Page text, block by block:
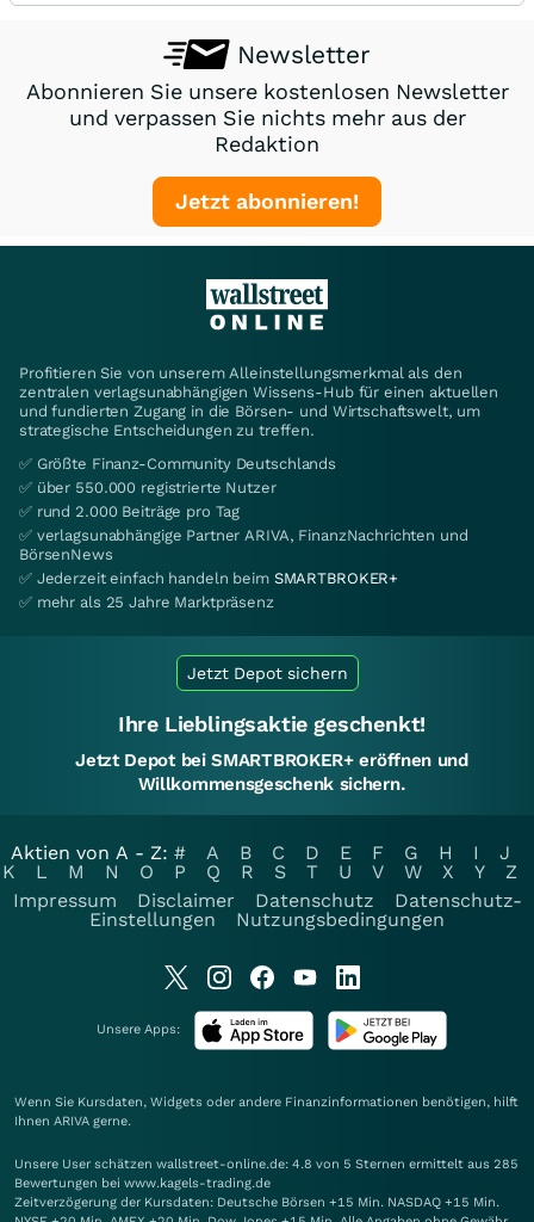
Newsletter
Abonnieren Sie unsere kostenlosen Newsletter
und verpassen Sie nichts mehr aus der
Redaktion
Jetzt abonnieren!
Profitieren Sie von unserem Alleinstellungsmerkmal als den
zentralen verlagsunabhängigen Wissens-Hub für einen aktuellen
und fundierten Zugang in die Börsen- und Wirtschaftswelt, um
strategische Entscheidungen zu treffen.
✅ Größte Finanz-Community Deutschlands
✅ über 550.000 registrierte Nutzer
✅ rund 2.000 Beiträge pro Tag
✅ verlagsunabhängige Partner ARIVA, FinanzNachrichten und
BörsenNews
✅ Jederzeit einfach handeln beim SMARTBROKER+
✅ mehr als 25 Jahre Marktpräsenz
Jetzt Depot sichern
Ihre Lieblingsaktie geschenkt!
Jetzt Depot bei SMARTBROKER+ eröffnen und
Willkommensgeschenk sichern.
Aktien von A - Z: # A B C D E F G H I
J
K
L M N O P Q R S T U V W X Y
Z
Impressum
Disclaimer Datenschutz
Datenschutz-
Einstellungen
Nutzungsbedingungen
Unsere Apps:
Wenn Sie Kursdaten, Widgets oder andere Finanzinformationen benötigen, hilft
Ihnen ARIVA gerne.
Unsere User schätzen wallstreet-online.de: 4.8 von 5 Sternen ermittelt aus 285
Bewertungen bei www.kagels-trading.de
Zeitverzögerung der Kursdaten: Deutsche Börsen +15 Min. NASDAQ +15 Min.